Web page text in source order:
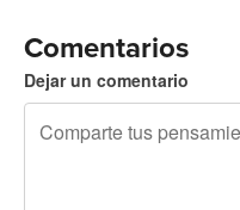
Comentarios
Dejar un comentario